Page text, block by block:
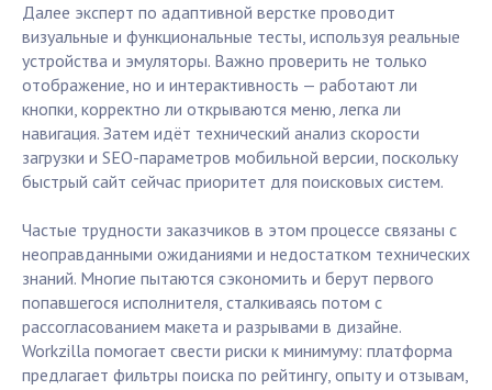
Далее эксперт по адаптивной верстке проводит
визуальные и функциональные тесты, используя реальные
устройства и эмуляторы. Важно проверить не только
отображение, но и интерактивность — работают ли
кнопки, корректно ли открываются меню, легка ли
навигация. Затем идёт технический анализ скорости
загрузки и SEO-параметров мобильной версии, поскольку
быстрый сайт сейчас приоритет для поисковых систем.
Частые трудности заказчиков в этом процессе связаны с
неоправданными ожиданиями и недостатком технических
знаний. Многие пытаются сэкономить и берут первого
попавшегося исполнителя, сталкиваясь потом с
рассогласованием макета и разрывами в дизайне.
Workzilla помогает свести риски к минимуму: платформа
предлагает фильтры поиска по рейтингу, опыту и отзывам,